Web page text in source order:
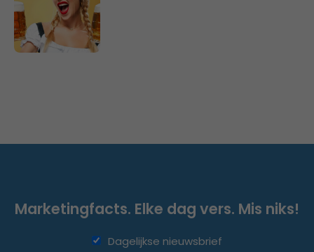
Marketingfacts. Elke dag vers. Mis niks!
Dagelijkse nieuwsbrief